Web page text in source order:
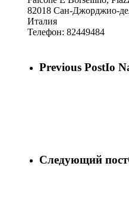
82018 Сан-Джорджио-
Италия
Телефон: 82449484
Previous PostIo
Следующий пост